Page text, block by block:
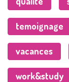
temoignage
vacances
work&study